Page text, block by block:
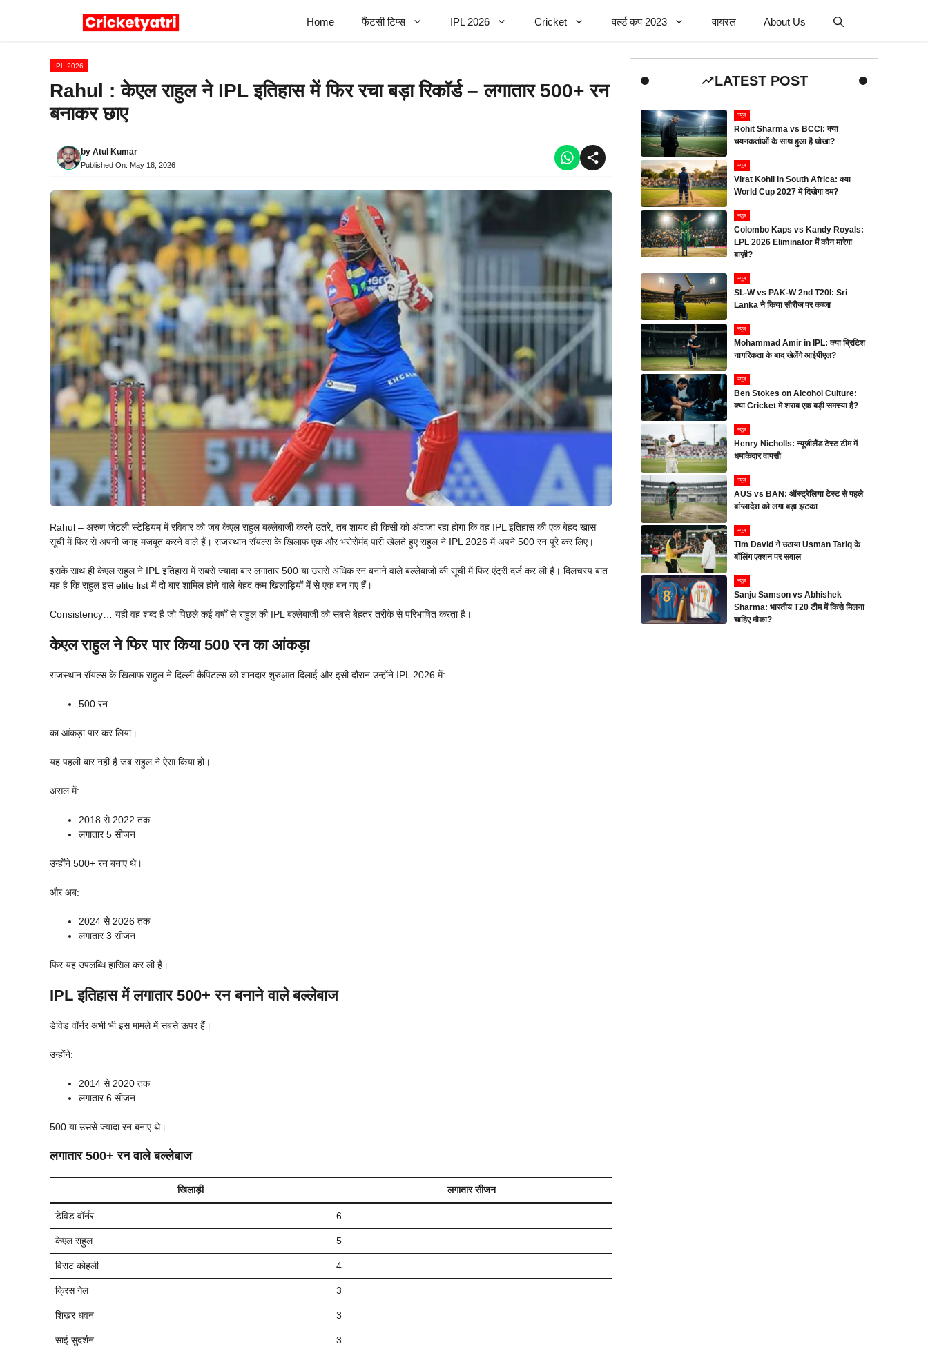
Home फैंटसी टिप्स IPL 2026 Cricket वर्ल्ड कप 2023 वायरल About Us
IPL 2026
Rahul : केएल राहुल ने IPL इतिहास में फिर रचा बड़ा रिकॉर्ड – लगातार 500+ रन
बनाकर छाए
by Atul Kumar
Published On: May 18, 2026
Rahul – अरुण जेटली स्टेडियम में रविवार को जब केएल राहुल बल्लेबाजी करने उतरे, तब शायद ही किसी को अंदाजा रहा होगा कि वह IPL इतिहास की एक बेहद खास
सूची में फिर से अपनी जगह मजबूत करने वाले हैं। राजस्थान रॉयल्स के खिलाफ एक और भरोसेमंद पारी खेलते हुए राहुल ने IPL 2026 में अपने 500 रन पूरे कर लिए।
इसके साथ ही केएल राहुल ने IPL इतिहास में सबसे ज्यादा बार लगातार 500 या उससे अधिक रन बनाने वाले बल्लेबाजों की सूची में फिर एंट्री दर्ज कर ली है। दिलचस्प बात
यह है कि राहुल इस elite list में दो बार शामिल होने वाले बेहद कम खिलाड़ियों में से एक बन गए हैं।
Consistency… यही वह शब्द है जो पिछले कई वर्षों से राहुल की IPL बल्लेबाजी को सबसे बेहतर तरीके से परिभाषित करता है।
केएल राहुल ने फिर पार किया 500 रन का आंकड़ा
राजस्थान रॉयल्स के खिलाफ राहुल ने दिल्ली कैपिटल्स को शानदार शुरुआत दिलाई और इसी दौरान उन्होंने IPL 2026 में:
500 रन
का आंकड़ा पार कर लिया।
यह पहली बार नहीं है जब राहुल ने ऐसा किया हो।
असल में:
2018 से 2022 तक
लगातार 5 सीजन
उन्होंने 500+ रन बनाए थे।
और अब:
2024 से 2026 तक
लगातार 3 सीजन
फिर यह उपलब्धि हासिल कर ली है।
IPL इतिहास में लगातार 500+ रन बनाने वाले बल्लेबाज
डेविड वॉर्नर अभी भी इस मामले में सबसे ऊपर हैं।
उन्होंने:
2014 से 2020 तक
लगातार 6 सीजन
500 या उससे ज्यादा रन बनाए थे।
लगातार 500+ रन वाले बल्लेबाज
खिलाड़ी लगातार सीजन
डेविड वॉर्नर 6
केएल राहुल 5
विराट कोहली 4
क्रिस गेल 3
शिखर धवन 3
साई सुदर्शन 3
LATEST POST
न्यूज
Rohit Sharma vs BCCI: क्या
चयनकर्ताओं के साथ हुआ है धोखा?
न्यूज
Virat Kohli in South Africa: क्या
World Cup 2027 में दिखेगा दम?
न्यूज
Colombo Kaps vs Kandy Royals:
LPL 2026 Eliminator में कौन मारेगा
बाज़ी?
न्यूज
SL-W vs PAK-W 2nd T20I: Sri
Lanka ने किया सीरीज पर कब्जा
न्यूज
Mohammad Amir in IPL: क्या ब्रिटिश
नागरिकता के बाद खेलेंगे आईपीएल?
न्यूज
Ben Stokes on Alcohol Culture:
क्या Cricket में शराब एक बड़ी समस्या है?
न्यूज
Henry Nicholls: न्यूजीलैंड टेस्ट टीम में
धमाकेदार वापसी
न्यूज
AUS vs BAN: ऑस्ट्रेलिया टेस्ट से पहले
बांग्लादेश को लगा बड़ा झटका
न्यूज
Tim David ने उठाया Usman Tariq के
बॉलिंग एक्शन पर सवाल
न्यूज
Sanju Samson vs Abhishek
Sharma: भारतीय T20 टीम में किसे मिलना
चाहिए मौका?